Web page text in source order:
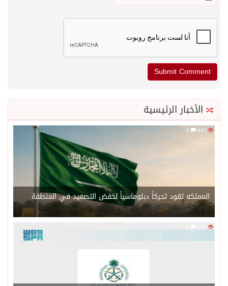
الأخبار الرئيسية
المملكه تقود تحركاً دبلوماسياً لخفض التصعيد في المنطقة
589